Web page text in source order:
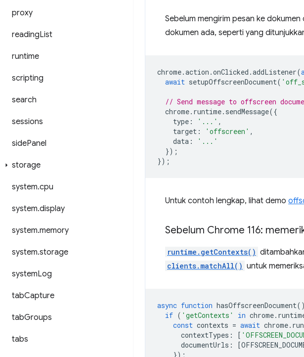
proxy
readingList
runtime
scripting
search
sessions
sidePanel
storage
system.cpu
system.display
system.memory
system.storage
systemLog
tabCapture
tabGroups
tabs
Sebelum mengirim pesan ke
dokumen ada, seperti yang
chrome.action .onClicked .addListener(
await setupOffscreenDocument(
// Send message to offscreen
chrome. runtime. sendMessage({
type : '...' ,
target : 'offscreen' ,
data :
'...'
});
});
Untuk contoh lengkap, lihat demo
Sebelum Chrome 116:
runtime.getContexts()
clients.matchAll() untuk
async function hasOffscreenDocument()
if ( 'getContexts' in chrome.
const contexts = await chrome.
contextTypes : [
documentUrls : [
});